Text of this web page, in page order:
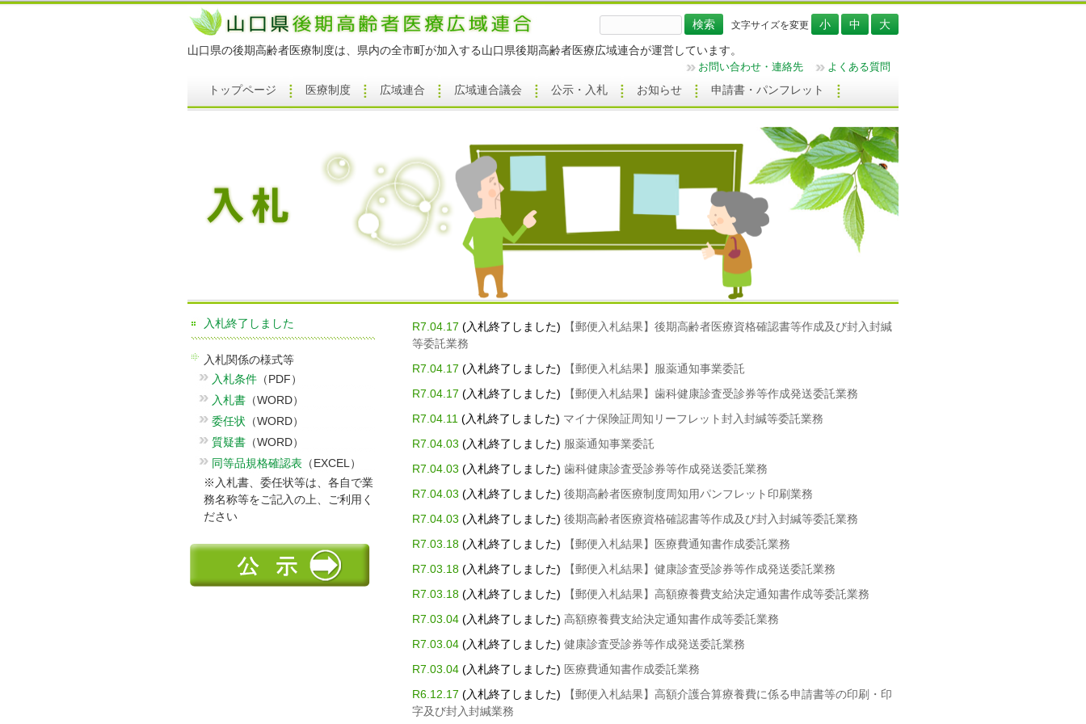
文字サイズを変更
検
索:
山口県の後期高齢者医療制度は、県内の全市町が加入する山口県後期高齢者医療広域連合が運営しています。
お問い合わせ・連絡先 よくある質問
トップページ 医療制度 広域連合 広域連合議会 公示・入札 お知らせ 申請書・パンフレット
R7.04.17 (入札終了しました)
【郵便入札結果】後期高齢者医療資格確認書等作成及び封入封緘
等委託業務
R7.04.17 (入札終了しました)
【郵便入札結果】服薬通知事業委託
R7.04.17 (入札終了しました)
【郵便入札結果】歯科健康診査受診券等作成発送委託業務
R7.04.11 (入札終了しました) マイナ保険証周知リーフレット封入封緘等委託業務
R7.04.03 (入札終了しました) 服薬通知事業委託
R7.04.03 (入札終了しました) 歯科健康診査受診券等作成発送委託業務
R7.04.03 (入札終了しました) 後期高齢者医療制度周知用パンフレット印刷業務
R7.04.03 (入札終了しました) 後期高齢者医療資格確認書等作成及び封入封緘等委託業務
R7.03.18 (入札終了しました)
【郵便入札結果】医療費通知書作成委託業務
R7.03.18 (入札終了しました)
【郵便入札結果】健康診査受診券等作成発送委託業務
R7.03.18 (入札終了しました)
【郵便入札結果】高額療養費支給決定通知書作成等委託業務
R7.03.04 (入札終了しました) 高額療養費支給決定通知書作成等委託業務
R7.03.04 (入札終了しました) 健康診査受診券等作成発送委託業務
R7.03.04 (入札終了しました) 医療費通知書作成委託業務
R6.12.17 (入札終了しました)
【郵便入札結果】高額介護合算療養費に係る申請書等の印刷・印
字及び封入封緘業務
入札終了しました
入札関係の様式等
入札条件 （PDF）
入札書 （WORD）
委任状 （WORD）
質疑書 （WORD）
同等品規格確認表 （EXCEL）
※入札書、委任状等は、各自で業
務名称等をご記入の上、ご利用く
ださい